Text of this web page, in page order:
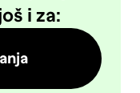
i za: